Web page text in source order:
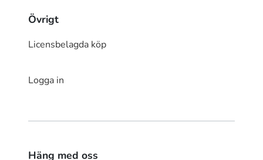
Övrigt
Licensbelagda köp
Logga in
Häng med oss